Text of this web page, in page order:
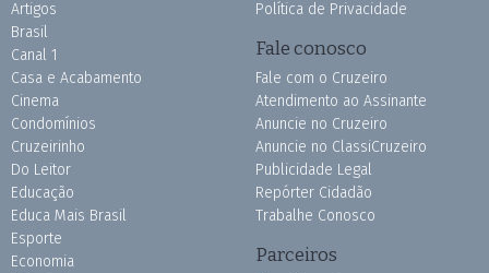
Artigos
Brasil
Canal 1
Casa e Acabamento
Cinema
Condomínios
Cruzeirinho
Do Leitor
Educação
Educa Mais Brasil
Esporte
Economia
Política de Privacidade
Fale conosco
Fale com o Cruzeiro
Atendimento ao Assinante
Anuncie no Cruzeiro
Anuncie no ClassiCruzeiro
Publicidade Legal
Repórter Cidadão
Trabalhe Conosco
Parceiros